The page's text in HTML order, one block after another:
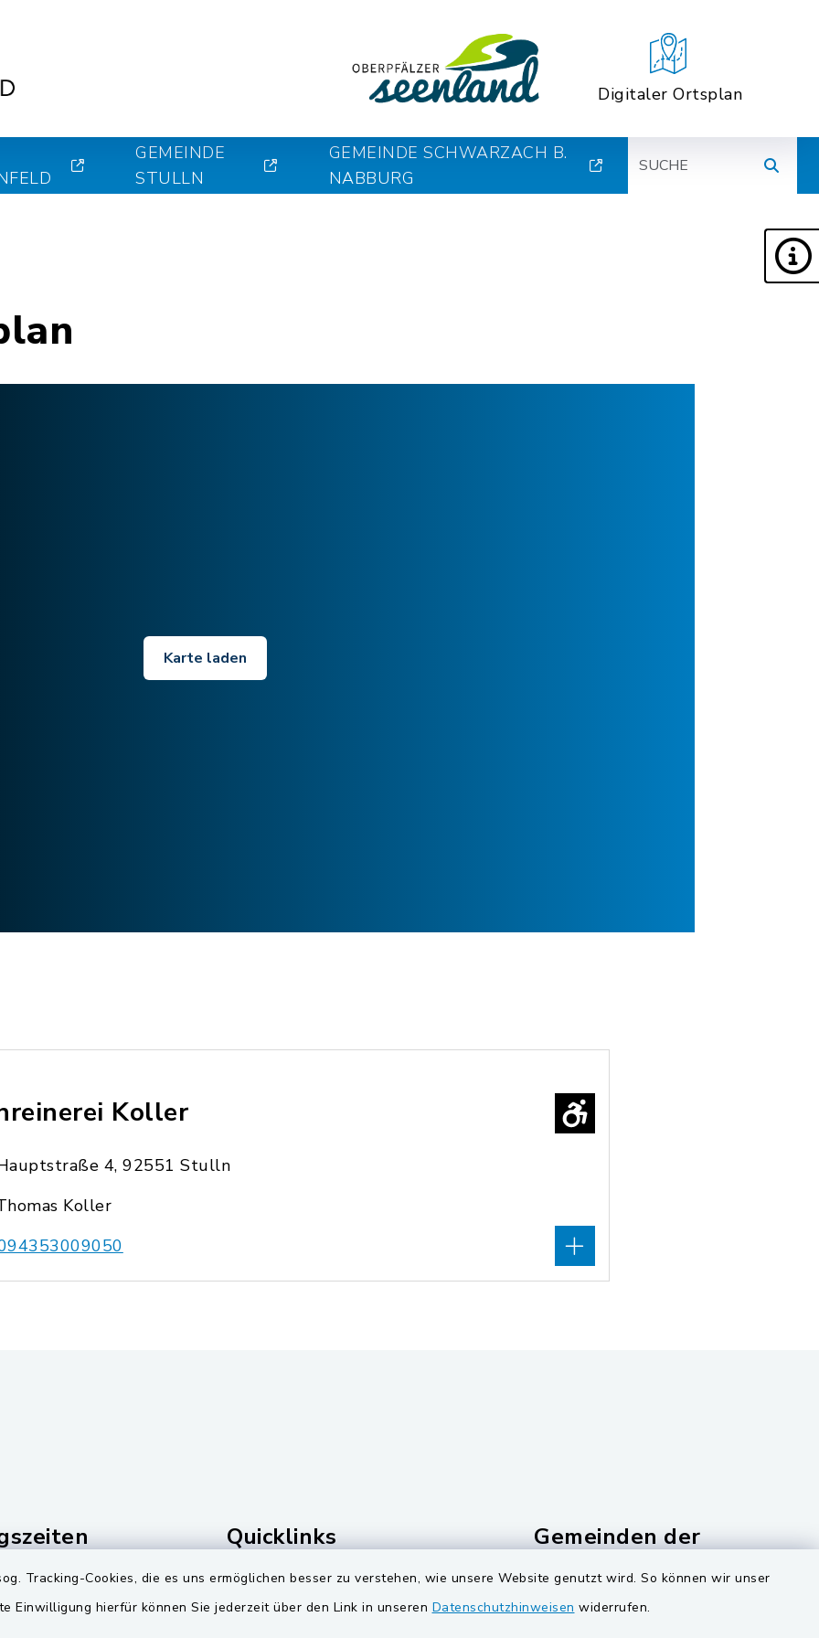
Tracking-Cookies, die es uns ermöglichen besser zu verstehen, wie unsere Website genutzt wird. So können wir unser
Einwilligung hierfür können Sie jederzeit über den Link in unseren Datenschutzhinweisen widerrufen.
Digitaler Ortsplan
GEMEINDE
STULLN
GEMEINDE SCHWARZACH B.
NABBURG
Karte laden
Koller
4, 92551 Stulln
Koller
Uhr
Quicklinks
Landkreis Schwandorf
Gemeinden der
Gemeinde Schwarzach bei Nabburg